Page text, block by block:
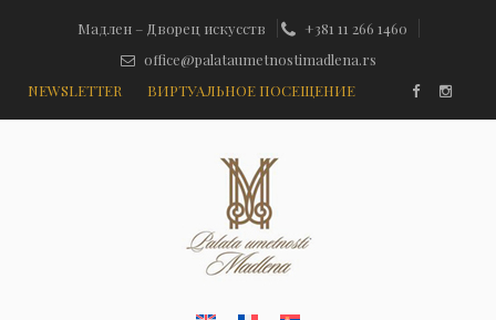
Мадлен – Дворец искусств
+381 11 266 1460
office@palataumetnostimadlena.rs
NEWSLETTER
ВИРТУАЛЬНОЕ ПОСЕЩЕНИЕ